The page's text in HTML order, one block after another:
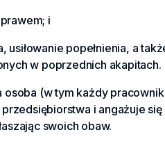
i
popełnienia, a
w poprzednich akapitach.
(w tym każdy
i angażuje
swoich obaw.